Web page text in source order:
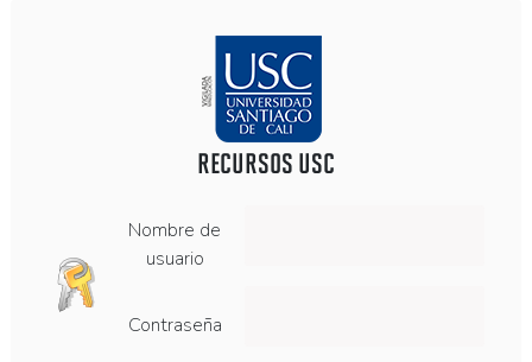
RECURSOS USC
Nombre de
usuario
Contraseña